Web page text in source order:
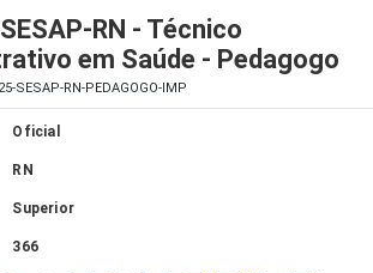
RN - Técnico
em Saúde - Pedagogo
SESAP-RN-PEDAGOGO-IMP
Oficial
RN
Superior
366